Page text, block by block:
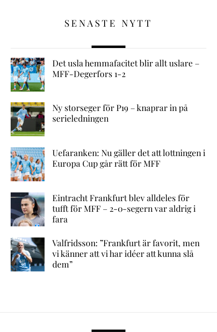
SENASTE NYTT
Det usla hemmafacitet blir allt uslare –
MFF-Degerfors 1-2
Ny storseger för P19 – knaprar in på
serieledningen
Uefaranken: Nu gäller det att lottningen i
Europa Cup går rätt för MFF
Eintracht Frankfurt blev alldeles för
tufft för MFF – 2-0-segern var aldrig i
fara
Valfridsson: ”Frankfurt är favorit, men
vi känner att vi har idéer att kunna slå
dem”